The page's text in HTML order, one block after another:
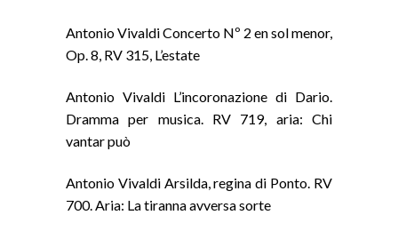
Antonio Vivaldi Concerto Nº 2 en sol menor,
Op. 8, RV 315, L’estate
Antonio Vivaldi L’incoronazione di Dario.
Dramma per musica. RV 719, aria: Chi
vantar può
Antonio Vivaldi Arsilda, regina di Ponto. RV
700. Aria: La tiranna avversa sorte